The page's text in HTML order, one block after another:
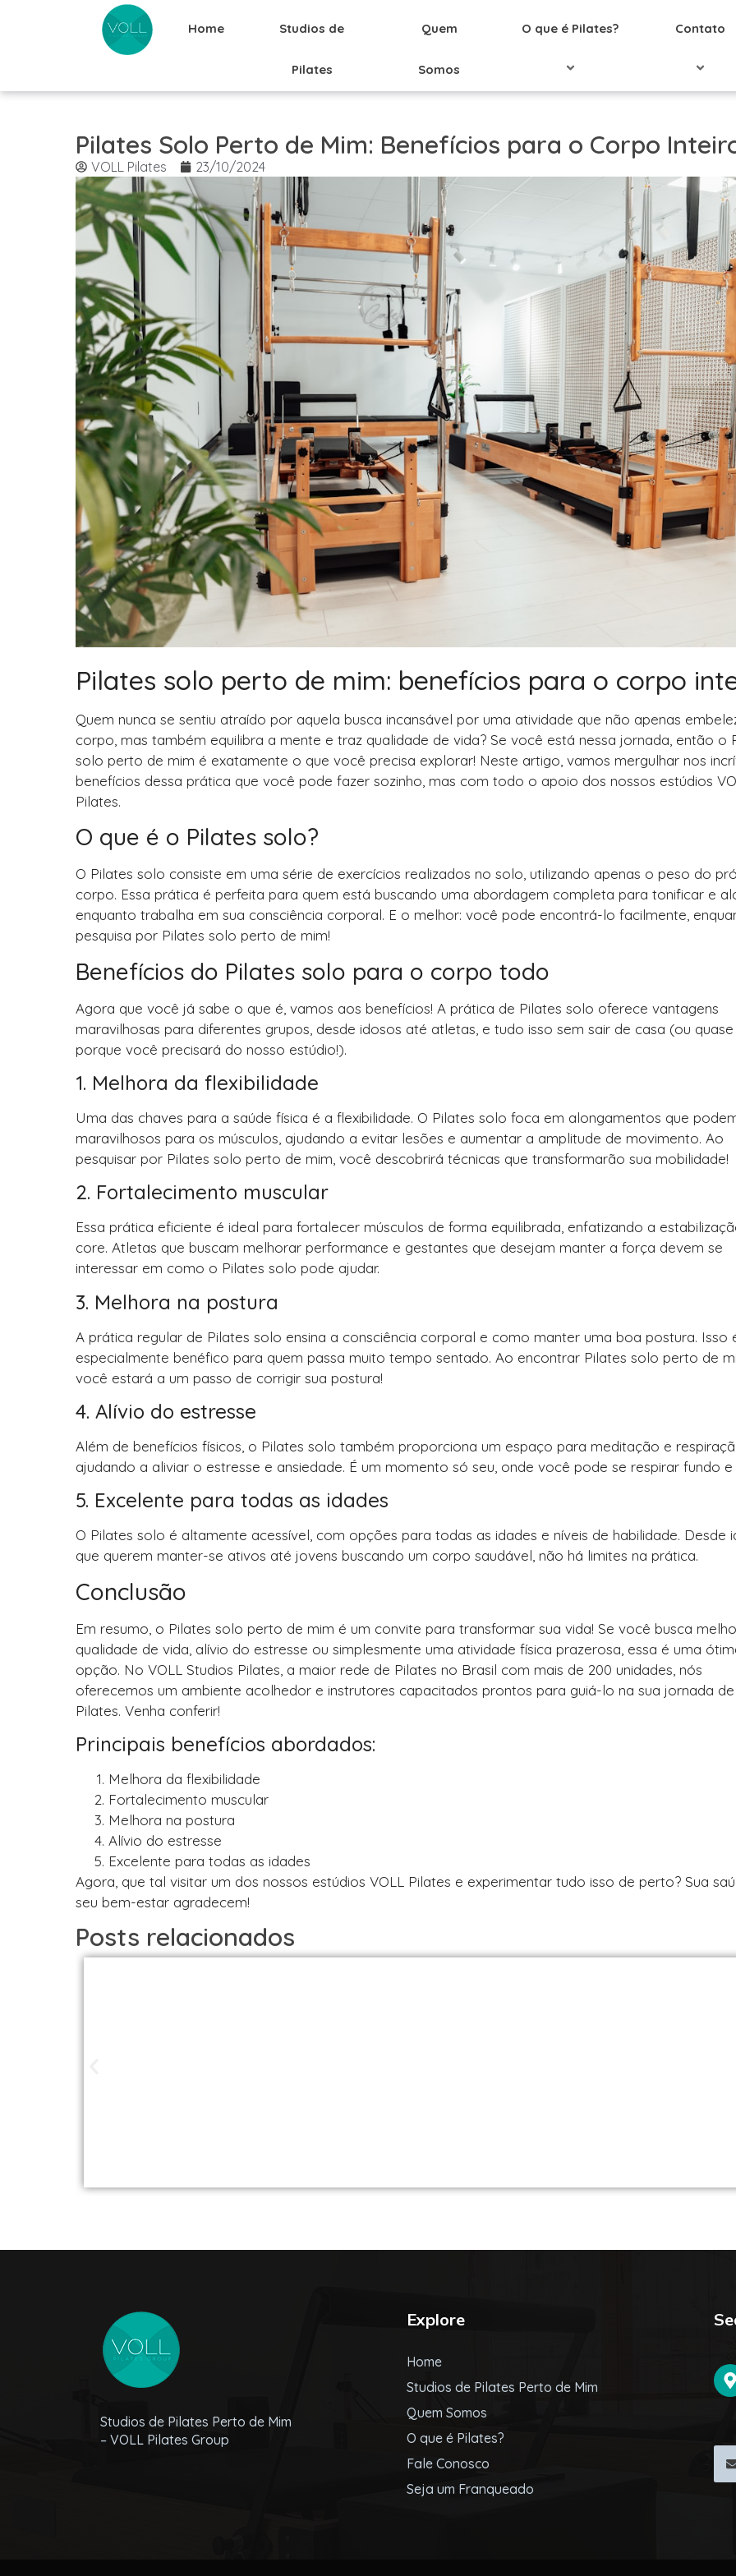
Home Studios de
Pilates
Quem
Somos
O que é Pilates? Contato
Pilates Solo Perto de Mim: Benefícios para o Corpo
VOLL Pilates 23/10/2024
Pilates solo perto de mim: benefícios para o corpo
Quem nunca se sentiu atraído por aquela busca incansável por uma atividade que não apenas
corpo, mas também equilibra a mente e traz qualidade de vida? Se você está nessa jornada, então o
solo perto de mim é exatamente o que você precisa explorar! Neste artigo, vamos mergulhar nos
benefícios dessa prática que você pode fazer sozinho, mas com todo o apoio dos nossos estúdios
Pilates.
O que é o Pilates solo?
O Pilates solo consiste em uma série de exercícios realizados no solo, utilizando apenas o peso do
corpo. Essa prática é perfeita para quem está buscando uma abordagem completa para tonificar e
enquanto trabalha em sua consciência corporal. E o melhor: você pode encontrá-lo facilmente,
pesquisa por Pilates solo perto de mim!
Benefícios do Pilates solo para o corpo todo
Agora que você já sabe o que é, vamos aos benefícios! A prática de Pilates solo oferece vantagens
maravilhosas para diferentes grupos, desde idosos até atletas, e tudo isso sem sair de casa (ou quase
porque você precisará do nosso estúdio!).
1. Melhora da flexibilidade
Uma das chaves para a saúde física é a flexibilidade. O Pilates solo foca em alongamentos que
maravilhosos para os músculos, ajudando a evitar lesões e aumentar a amplitude de movimento. Ao
pesquisar por Pilates solo perto de mim, você descobrirá técnicas que transformarão sua mobilidade!
2. Fortalecimento muscular
Essa prática eficiente é ideal para fortalecer músculos de forma equilibrada, enfatizando a
core. Atletas que buscam melhorar performance e gestantes que desejam manter a força devem se
interessar em como o Pilates solo pode ajudar.
3. Melhora na postura
A prática regular de Pilates solo ensina a consciência corporal e como manter uma boa postura. Isso
especialmente benéfico para quem passa muito tempo sentado. Ao encontrar Pilates solo perto de
você estará a um passo de corrigir sua postura!
4. Alívio do estresse
Além de benefícios físicos, o Pilates solo também proporciona um espaço para meditação e
ajudando a aliviar o estresse e ansiedade. É um momento só seu, onde você pode se respirar fundo e
5. Excelente para todas as idades
O Pilates solo é altamente acessível, com opções para todas as idades e níveis de habilidade. Desde
que querem manter-se ativos até jovens buscando um corpo saudável, não há limites na prática.
Conclusão
Em resumo, o Pilates solo perto de mim é um convite para transformar sua vida! Se você busca
qualidade de vida, alívio do estresse ou simplesmente uma atividade física prazerosa, essa é uma
opção. No VOLL Studios Pilates, a maior rede de Pilates no Brasil com mais de 200 unidades, nós
oferecemos um ambiente acolhedor e instrutores capacitados prontos para guiá-lo na sua jornada de
Pilates. Venha conferir!
Principais benefícios abordados:
Melhora da flexibilidade
Fortalecimento muscular
Melhora na postura
Alívio do estresse
Excelente para todas as idades
Agora, que tal visitar um dos nossos estúdios VOLL Pilates e experimentar tudo isso de perto? Sua
seu bem-estar agradecem!
Posts relacionados
Studios de Pilates Perto de Mim
– VOLL Pilates Group
Explore
Home
Studios de Pilates Perto de Mim
Quem Somos
O que é Pilates?
Fale Conosco
Seja um Franqueado